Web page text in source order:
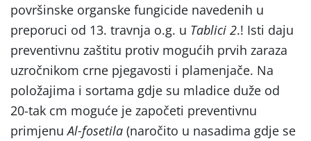
površinske organske fungicide navedenih u
preporuci od 13. travnja o.g. u Tablici 2.! Isti daju
preventivnu zaštitu protiv mogućih prvih zaraza
uzročnikom crne pjegavosti i plamenjače. Na
položajima i sortama gdje su mladice duže od
20-tak cm moguće je započeti preventivnu
primjenuAl-fosetila (naročito u nasadima gdje se